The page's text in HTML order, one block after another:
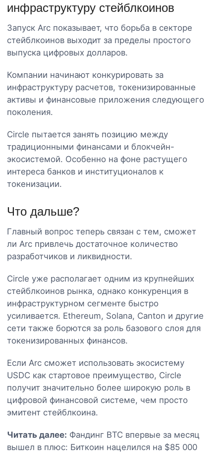
инфраструктуру стейблкоинов
Запуск Arc показывает, что борьба в секторе
стейблкоинов выходит за пределы простого
выпуска цифровых долларов.
Компании начинают конкурировать за
инфраструктуру расчетов, токенизированные
активы и финансовые приложения следующего
поколения.
Circle пытается занять позицию между
традиционными финансами и блокчейн-
экосистемой. Особенно на фоне растущего
интереса банков и институционалов к
токенизации.
Что дальше?
Главный вопрос теперь связан с тем, сможет
ли Arc привлечь достаточное количество
разработчиков и ликвидности.
Circle уже располагает одним из крупнейших
стейблкоинов рынка, однако конкуренция в
инфраструктурном сегменте быстро
усиливается. Ethereum, Solana, Canton и другие
сети также борются за роль базового слоя для
токенизированных финансов.
Если Arc сможет использовать экосистему
USDC как стартовое преимущество, Circle
получит значительно более широкую роль в
цифровой финансовой системе, чем просто
эмитент стейблкоина.
Читать далее: Фандинг BTC впервые за месяц
вышел в плюс: Биткоин нацелился на $85 000